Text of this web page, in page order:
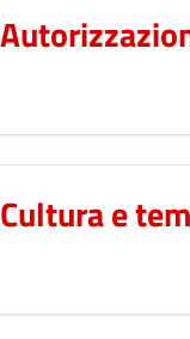
Cultura e